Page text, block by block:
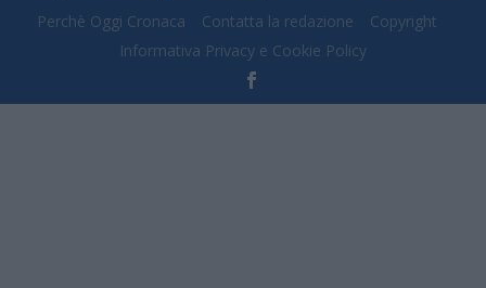
Perchè Oggi Cronaca Contatta la redazione
Copyright
Informativa Privacy e Cookie Policy